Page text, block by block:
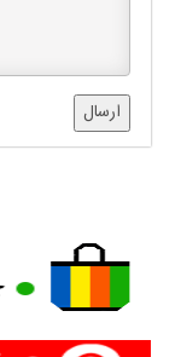
ارسال